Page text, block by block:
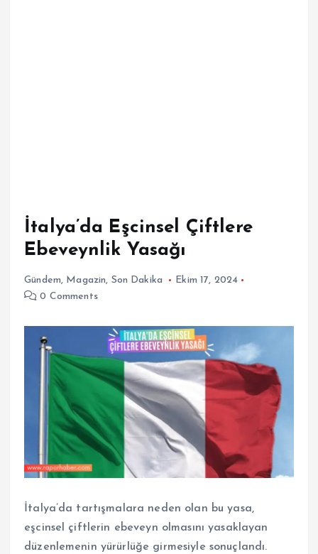
İtalya’da Eşcinsel Çiftlere
Ebeveynlik Yasağı
Gündem, Magazin, Son Dakika
Ekim 17, 2024
0 Comments
İtalya’da tartışmalara neden olan bu yasa,
eşcinsel çiftlerin ebeveyn olmasını yasaklayan
düzenlemenin yürürlüğe girmesiyle sonuçlandı.